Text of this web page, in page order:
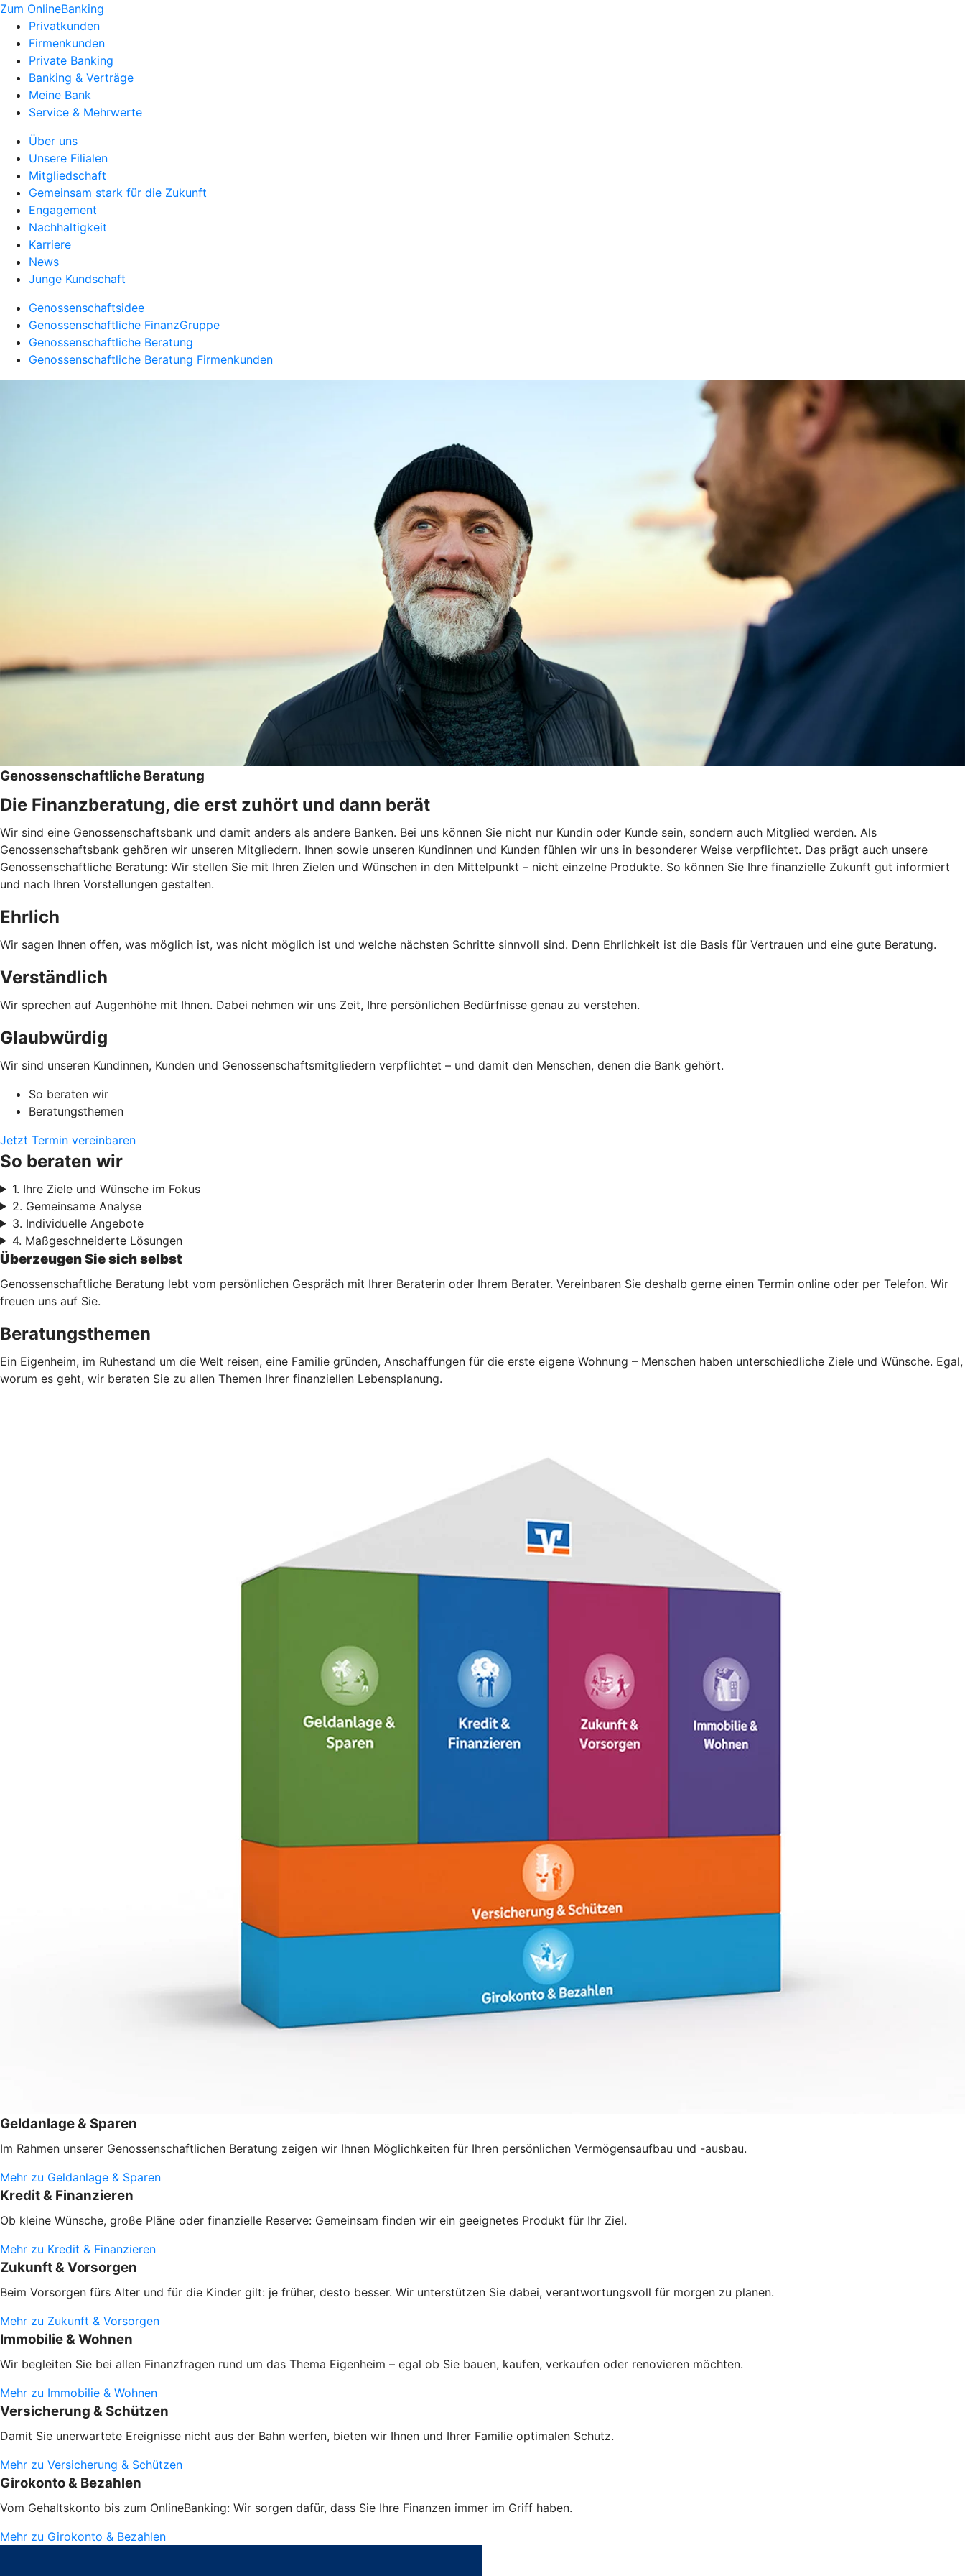
Zum OnlineBanking
Privatkunden
Firmenkunden
Private Banking
Banking & Verträge
Meine Bank
Service & Mehrwerte
Über uns
Unsere Filialen
Mitgliedschaft
Gemeinsam stark für die Zukunft
Engagement
Nachhaltigkeit
Karriere
News
Junge Kundschaft
Genossenschaftsidee
Genossenschaftliche FinanzGruppe
Genossenschaftliche Beratung
Genossenschaftliche Beratung Firmenkunden
Genossenschaftliche Beratung
Die Finanzberatung, die erst zuhört und dann berät
Wir sind eine Genossenschaftsbank und damit anders als andere Banken. Bei uns können Sie nicht nur Kundin oder Kunde sein, sondern auch Mitglied werden. Als
Genossenschaftsbank gehören wir unseren Mitgliedern. Ihnen sowie unseren Kundinnen und Kunden fühlen wir uns in besonderer Weise verpflichtet. Das prägt auch unsere
Genossenschaftliche Beratung: Wir stellen Sie mit Ihren Zielen und Wünschen in den Mittelpunkt – nicht einzelne Produkte. So können Sie Ihre finanzielle Zukunft gut informiert
und nach Ihren Vorstellungen gestalten.
Ehrlich
Wir sagen Ihnen offen, was möglich ist, was nicht möglich ist und welche nächsten Schritte sinnvoll sind. Denn Ehrlichkeit ist die Basis für Vertrauen und eine gute Beratung.
Verständlich
Wir sprechen auf Augenhöhe mit Ihnen. Dabei nehmen wir uns Zeit, Ihre persönlichen Bedürfnisse genau zu verstehen.
Glaubwürdig
Wir sind unseren Kundinnen, Kunden und Genossenschaftsmitgliedern verpflichtet – und damit den Menschen, denen die Bank gehört.
So beraten wir
Beratungsthemen
Jetzt Termin vereinbaren
So beraten wir
1. Ihre Ziele und Wünsche im Fokus
2. Gemeinsame Analyse
3. Individuelle Angebote
4. Maßgeschneiderte Lösungen
Überzeugen Sie sich selbst
Genossenschaftliche Beratung lebt vom persönlichen Gespräch mit Ihrer Beraterin oder Ihrem Berater. Vereinbaren Sie deshalb gerne einen Termin online oder per Telefon. Wir
freuen uns auf Sie.
Beratungsthemen
Ein Eigenheim, im Ruhestand um die Welt reisen, eine Familie gründen, Anschaffungen für die erste eigene Wohnung – Menschen haben unterschiedliche Ziele und Wünsche. Egal,
worum es geht, wir beraten Sie zu allen Themen Ihrer finanziellen Lebensplanung.
Geldanlage & Sparen
Im Rahmen unserer Genossenschaftlichen Beratung zeigen wir Ihnen Möglichkeiten für Ihren persönlichen Vermögensaufbau und -ausbau.
Mehr zu Geldanlage & Sparen
Kredit & Finanzieren
Ob kleine Wünsche, große Pläne oder finanzielle Reserve: Gemeinsam finden wir ein geeignetes Produkt für Ihr Ziel.
Mehr zu Kredit & Finanzieren
Zukunft & Vorsorgen
Beim Vorsorgen fürs Alter und für die Kinder gilt: je früher, desto besser. Wir unterstützen Sie dabei, verantwortungsvoll für morgen zu planen.
Mehr zu Zukunft & Vorsorgen
Immobilie & Wohnen
Wir begleiten Sie bei allen Finanzfragen rund um das Thema Eigenheim – egal ob Sie bauen, kaufen, verkaufen oder renovieren möchten.
Mehr zu Immobilie & Wohnen
Versicherung & Schützen
Damit Sie unerwartete Ereignisse nicht aus der Bahn werfen, bieten wir Ihnen und Ihrer Familie optimalen Schutz.
Mehr zu Versicherung & Schützen
Girokonto & Bezahlen
Vom Gehaltskonto bis zum OnlineBanking: Wir sorgen dafür, dass Sie Ihre Finanzen immer im Griff haben.
Mehr zu Girokonto & Bezahlen